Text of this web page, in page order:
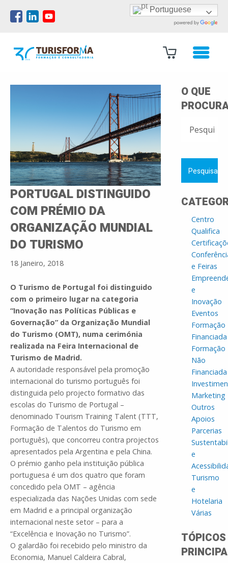
Portuguese
PORTUGAL DISTINGUIDO
COM PRÉMIO DA
ORGANIZAÇÃO MUNDIAL
DO TURISMO
18 Janeiro, 2018
O Turismo de Portugal foi distinguido
com o primeiro lugar na categoria
“Inovação nas Políticas Públicas e
Governação” da Organização Mundial
do Turismo (OMT), numa cerimónia
realizada na Feira Internacional de
Turismo de Madrid.
A autoridade responsável pela promoção
internacional do turismo português foi
distinguida pelo projecto formativo das
escolas do Turismo de Portugal –
denominado Tourism Training Talent (TTT,
Formação de Talentos do Turismo em
português), que concorreu contra projectos
apresentados pela Argentina e pela China.
O prémio ganho pela instituição pública
portuguesa é um dos quatro que foram
concedido pela OMT – agência
especializada das Nações Unidas com sede
em Madrid e a principal organização
internacional neste setor – para a
“Excelência e Inovação no Turismo”.
O galardão foi recebido pelo ministro da
Economia, Manuel Caldeira Cabral,
O QUE
POR:
Centro
Qualifica
e Feiras
e
Inovação
Eventos
Formação
Financiada
Formação
Não
Financiada
Marketing
Outros
Apoios
Parcerias
e
Turismo
e
Hotelaria
Várias
TÓPICOS